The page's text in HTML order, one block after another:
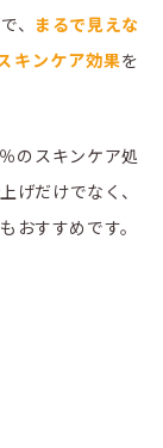
、 まるで見えな
キンケア効果を
のスキンケア処
げだけでなく、
おすすめです。